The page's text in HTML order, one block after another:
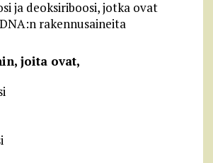
ja deoksiriboosi, jotka ovat
rakennusaineita
joita ovat,